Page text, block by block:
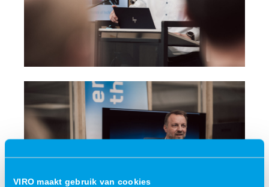
VIRO maakt gebruik van cookies